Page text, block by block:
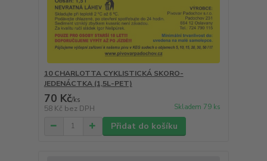
10 CHARLOTTA CYKLISTICKÁ SKORO-
JEDENÁCTKA (1,5L-PET)
70 Kč/ks
58 Kč bez DPH Skladem 79 ks
Přidat do košíku